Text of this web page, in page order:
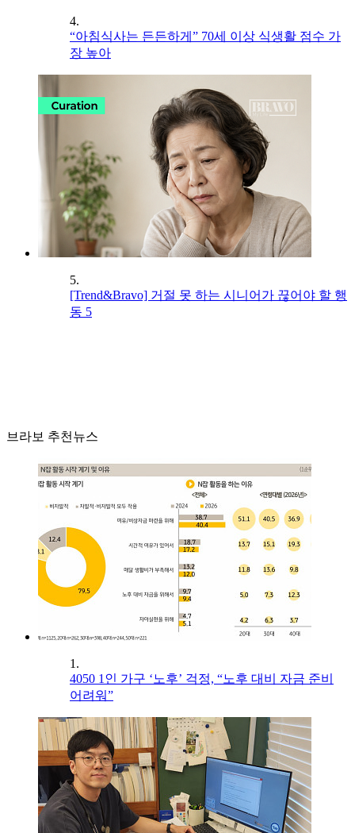
4.
“아침식사는 든든하게” 70세 이상 식생활 점수 가
장 높아
5.
[Trend&Bravo] 거절 못 하는 시니어가 끊어야 할 행
동 5
브라보 추천뉴스
1.
4050 1인 가구 ‘노후’ 걱정, “노후 대비 자금 준비
어려워”